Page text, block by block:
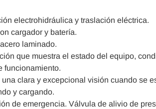
electrohidráulica y traslación eléctrica.
cargador y batería.
laminado.
que muestra el estado del equipo,
funcionamiento.
clara y excepcional visión cuando se
y cargando.
de emergencia. Válvula de alivio de